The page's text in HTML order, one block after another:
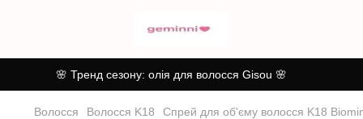
🌸 Тренд сезону: олія для волосся Gisou 🌸
Волосся Волосся K18 Спрей для об'єму волосся K18